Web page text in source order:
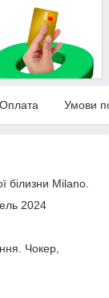
Оплата Умови
білизни Milano.
2024
Чокер,